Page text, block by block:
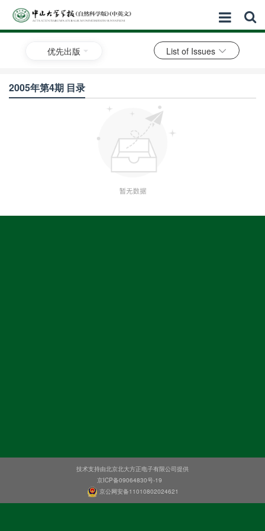
优先出版 List of Issues
2005年第4期 目录
技术支持由北京北大方正电子有限公司提供
京ICP备09064830号-19
京公网安备11010802024621